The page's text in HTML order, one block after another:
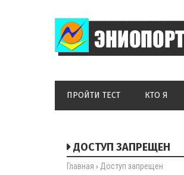
ПРОЙТИ ТЕСТ КТО Я
ДОСТУП ЗАПРЕЩЕН
Главная › Доступ запрещен